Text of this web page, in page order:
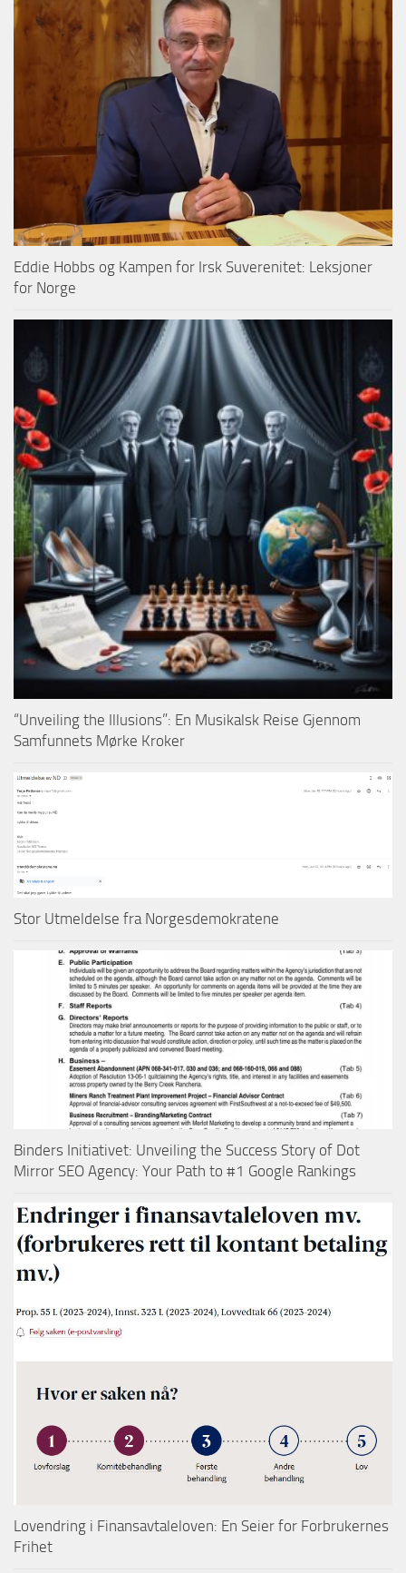
Eddie Hobbs og Kampen for Irsk Suverenitet: Leksjoner
for Norge
“Unveiling the Illusions”: En Musikalsk Reise Gjennom
Samfunnets Mørke Kroker
Stor Utmeldelse fra Norgesdemokratene
Binders Initiativet: Unveiling the Success Story of Dot
Mirror SEO Agency: Your Path to #1 Google Rankings
Lovendring i Finansavtaleloven: En Seier for Forbrukernes
Frihet